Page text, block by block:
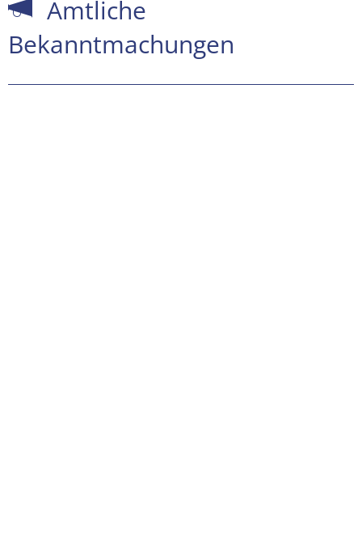
Amtliche
Bekanntmachungen
Amtliche
Bekanntmachungen